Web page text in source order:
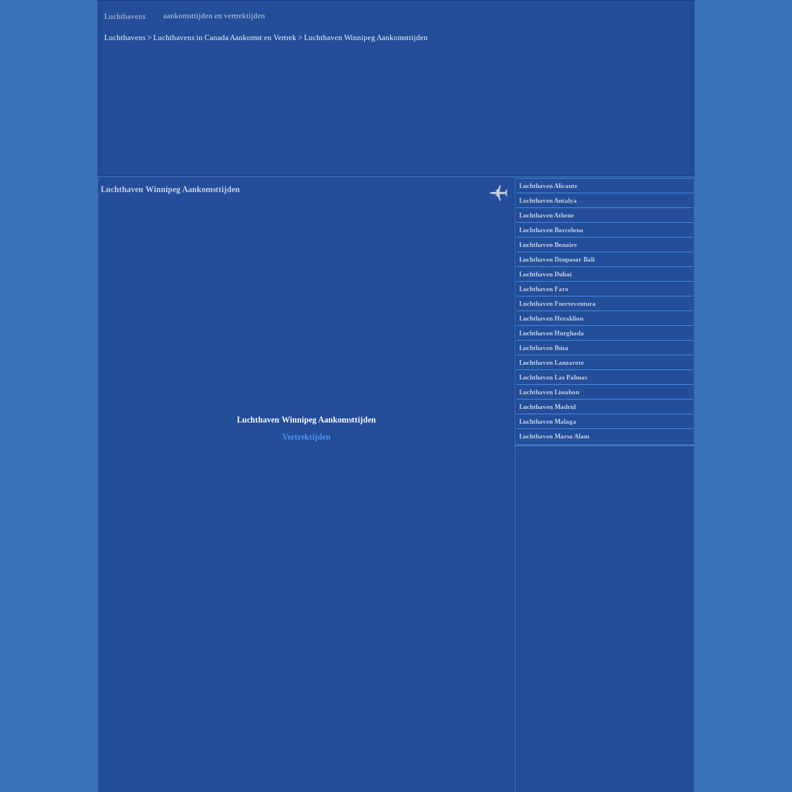
Luchthavens aankomsttijden en vertrektijden
Luchthavens > Luchthavens in Canada Aankomst en Vertrek > Luchthaven Winnipeg Aankomsttijden
Luchthaven Winnipeg Aankomsttijden
Luchthaven Winnipeg Aankomsttijden
Vertrektijden
Luchthaven Alicante
Luchthaven Antalya
Luchthaven Athene
Luchthaven Barcelona
Luchthaven Bonaire
Luchthaven Denpasar Bali
Luchthaven Dubai
Luchthaven Faro
Luchthaven Fuerteventura
Luchthaven Heraklion
Luchthaven Hurghada
Luchthaven Ibiza
Luchthaven Lanzarote
Luchthaven Las Palmas
Luchthaven Lissabon
Luchthaven Madrid
Luchthaven Malaga
Luchthaven Marsa Alam